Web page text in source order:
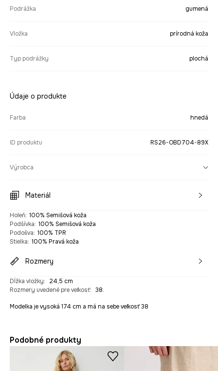
Podrážka gumená
Vložka prírodná koža
Typ podrážky plochá
Údaje o produkte
Farba hnedá
ID produktu RS26-OBD704-89X
Výrobca
Materiál
Holeň: 100% Semišová koža
Podšívka: 100% Semišová koža
Podošva: 100% TPR
Stielka: 100% Pravá koža
Rozmery
Dĺžka vložky:
24,5 cm
Rozmery uvedené pre veľkosť: 38.
Modelka je vysoká 174 cm a má na sebe veľkosť 38
Podobné produkty